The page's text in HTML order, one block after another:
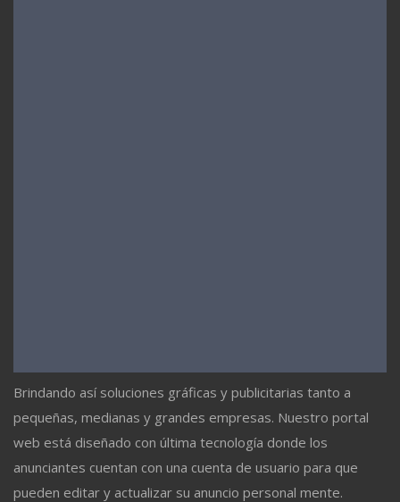
Brindando así soluciones gráficas y publicitarias tanto a
pequeñas, medianas y grandes empresas. Nuestro portal
web está diseñado con última tecnología donde los
anunciantes cuentan con una cuenta de usuario para que
pueden editar y actualizar su anuncio personal mente.